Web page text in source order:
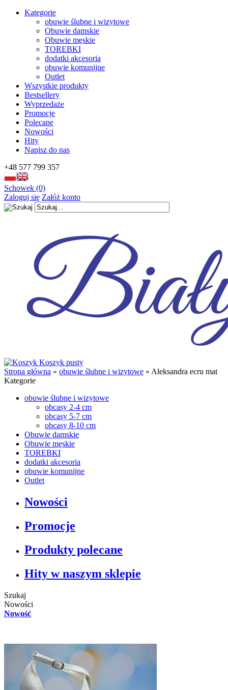
Kategorie
obuwie ślubne i wizytowe
Obuwie damskie
Obuwie męskie
TOREBKI
dodatki akcesoria
obuwie komunijne
Outlet
Wszystkie produkty
Bestsellery
Wyprzedaże
Promocje
Polecane
Nowości
Hity
Napisz do nas
+48 577 799 357
Schowek (0)
Zaloguj się Załóż konto
Koszyk pusty
Strona główna » obuwie ślubne i wizytowe » Aleksandra ecru mat
Kategorie
obuwie ślubne i wizytowe
obcasy 2-4 cm
obcasy 5-7 cm
obcasy 8-10 cm
Obuwie damskie
Obuwie męskie
TOREBKI
dodatki akcesoria
obuwie komunijne
Outlet
Nowości
Promocje
Produkty polecane
Hity w naszym sklepie
Szukaj
Nowości
Nowość